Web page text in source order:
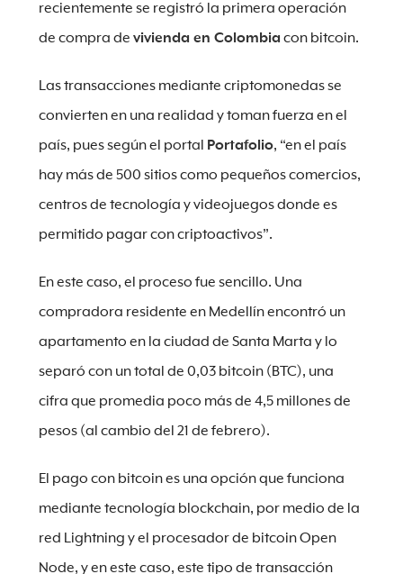
recientemente se registró la primera operación
de compra de vivienda en Colombia con bitcoin.
Las transacciones mediante criptomonedas se
convierten en una realidad y toman fuerza en el
país, pues según el portal
Portafolio, “en el país
hay más de 500 sitios como pequeños comercios,
centros de tecnología y videojuegos donde es
permitido pagar con criptoactivos”.
En este caso, el proceso fue sencillo. Una
compradora residente en Medellín encontró un
apartamento en la ciudad de Santa Marta y lo
separó con un total de 0,03 bitcoin (BTC), una
cifra que promedia poco más de 4,5 millones de
pesos (al cambio del 21 de febrero).
El pago con bitcoin es una opción que funciona
mediante tecnología blockchain, por medio de la
red Lightning y el procesador de bitcoin Open
Node, y en este caso, este tipo de transacción